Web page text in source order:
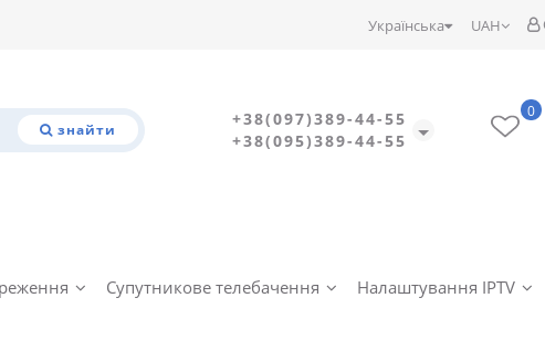
UAH
Українська
знайти
+38(097)389-44-55
+38(095)389-44-55
0
Супутникове телебачення
Налаштування IPTV